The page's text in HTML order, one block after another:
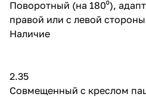
Поворотный (на 180⁰),
правой или с левой
Наличие
2.35
Совмещенный с креслом